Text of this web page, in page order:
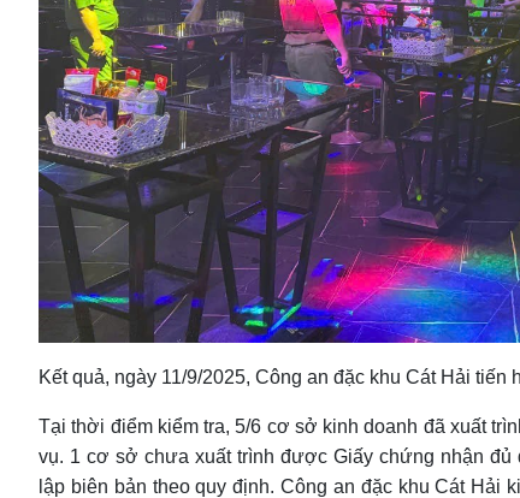
Kết quả, ngày 11/9/2025, Công an đặc khu Cát Hải
Tại thời điểm kiểm tra, 5/6 cơ sở kinh doanh đã xuất
vụ. 1 cơ sở chưa xuất trình được Giấy chứng nhận đủ
lập biên bản theo quy định. Công an đặc khu Cát Hải